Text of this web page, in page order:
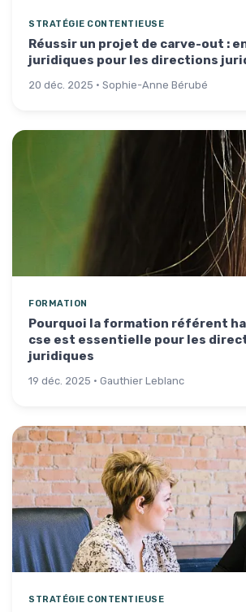
STRATÉGIE CONTENTIEUSE
Réussir un projet de carve-out :
juridiques pour les directions
20 déc. 2025 · Sophie-Anne Bérubé
FORMATION
Pourquoi la formation référent
cse est essentielle pour les
juridiques
19 déc. 2025 · Gauthier Leblanc
STRATÉGIE CONTENTIEUSE